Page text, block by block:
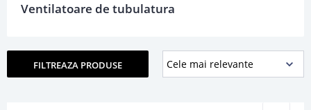
Ventilatoare de tubulatura
FILTREAZA PRODUSE